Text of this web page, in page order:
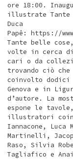
ore 18:00.
illustrate Tante
Duca
Papê: https://
Tante belle
volte in cerca
cari o da
trovando ciò che
coinvolto
Genova e in
d’autore. La
espone le
illustratori
Iannacone, Luca
Martinelli,
Raso, Silvia
Tagliafico e